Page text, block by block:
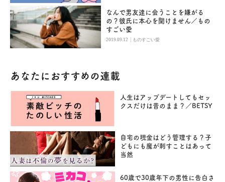
なんで男友達に会うことを嫌がる
の？彼氏に本心を聞けません／もの
すごい愛
2019.09.12 | ものすごい愛
あなたにおすすめの連載
人生はアップデートしてもセッ
クスだけは昔のまま？／BETSY
自宅の現金はどう管理する？子
どもにも魔が刺すことはあって
当然
60歳で30歳年下の男性に告白さ